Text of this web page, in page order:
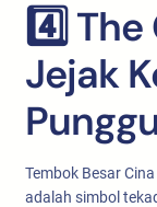
4️⃣
Jejak
Tembok Besar
adalah simbol